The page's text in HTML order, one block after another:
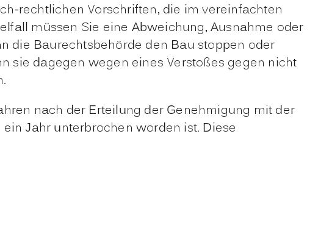
rechtlichen Vorschriften, die im vereinfachten
müssen Sie eine Abweichung, Ausnahme oder
die Baurechtsbehörde den Bau stoppen oder
sie dagegen wegen eines Verstoßes gegen nicht
nach der Erteilung der Genehmigung mit der
Jahr unterbrochen worden ist. Diese